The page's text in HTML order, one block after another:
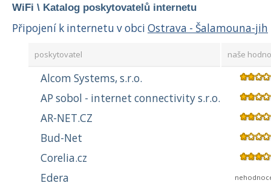
WiFi \ Katalog poskytovatelů internetu
Připojení k internetu v obci Ostrava - Šalamouna-jih
poskytovatel naše
Alcom Systems, s.r.o.
AP sobol - internet connectivity s.r.o.
AR-NET.CZ
Bud-Net
Corelia.cz
Edera